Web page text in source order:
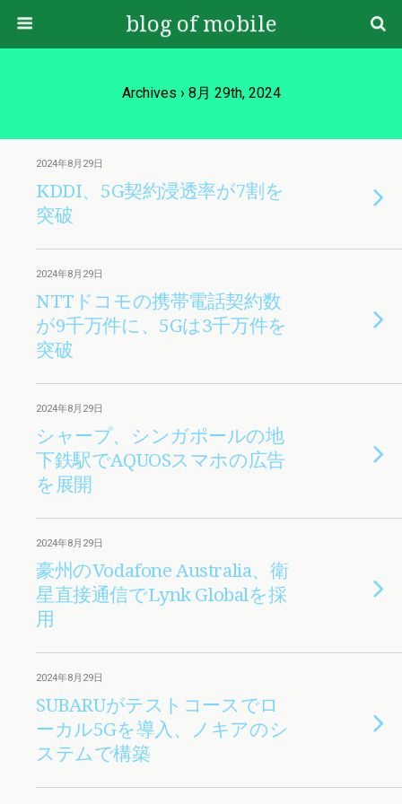
blog of mobile
Archives › 8月 29th, 2024
2024年8月29日
KDDI、5G契約浸透率が7割を
突破
2024年8月29日
NTTドコモの携帯電話契約数
が9千万件に、5Gは3千万件を
突破
2024年8月29日
シャープ、シンガポールの地
下鉄駅でAQUOSスマホの広告
を展開
2024年8月29日
豪州のVodafone Australia、衛
星直接通信でLynk Globalを採
用
2024年8月29日
SUBARUがテストコースでロ
ーカル5Gを導入、ノキアのシ
ステムで構築